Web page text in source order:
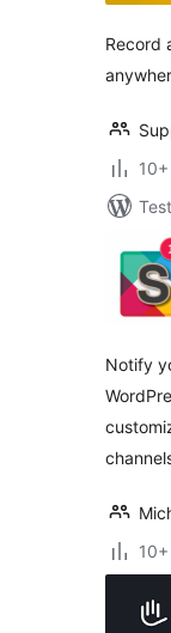
Record
Notify